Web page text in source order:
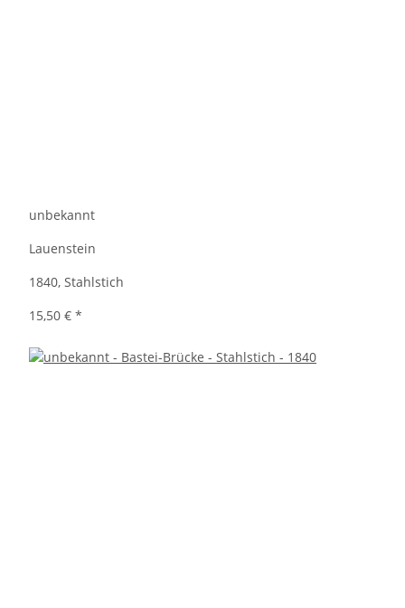
unbekannt
Lauenstein
1840, Stahlstich
15,50 € *